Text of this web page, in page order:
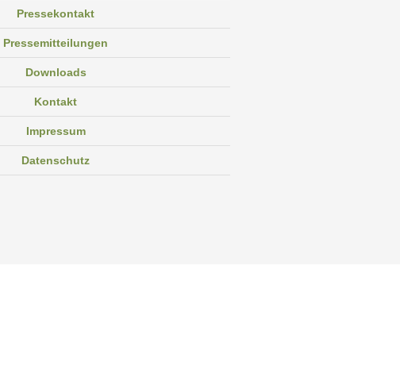
Pressekontakt
Pressemitteilungen
Downloads
Kontakt
Impressum
Datenschutz